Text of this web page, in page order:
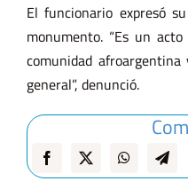
El funcionario expresó
monumento. “Es un
comunidad
general”, denunció.